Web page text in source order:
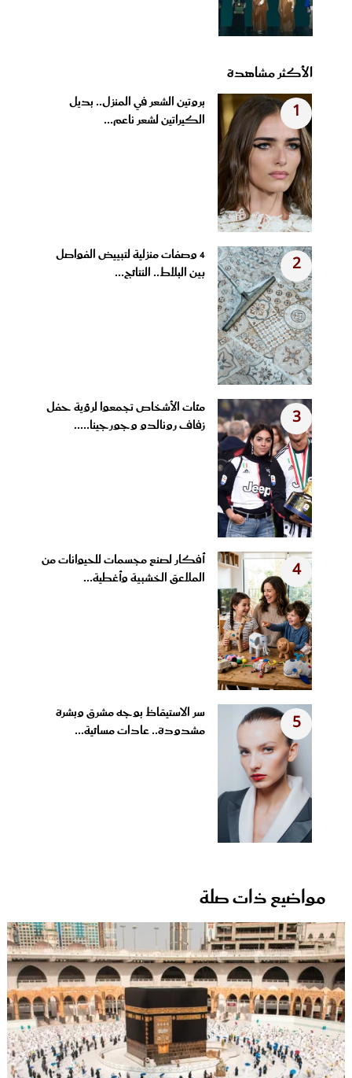
الأكثر مشاهدة
1
بروتين الشعر في المنزل.. بديل
الكيراتين لشعر ناعم...
2
4 وصفات منزلية لتبييض الفواصل
بين البلاط.. النتائج...
3
مئات الأشخاص تجمعوا لرؤية حفل
زفاف رونالدو وجورجينا.....
4
أفكار لصنع مجسمات للحيوانات من
الملاعق الخشبية وأغطية...
5
سر الاستيقاظ بوجه مشرق وبشرة
مشدودة.. عادات مسائية...
مواضيع ذات صلة